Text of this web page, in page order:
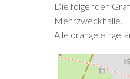
Die folgenden
Mehrzweckhalle.
Alle orange